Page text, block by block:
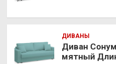
ДИВАНЫ
Диван
мятный